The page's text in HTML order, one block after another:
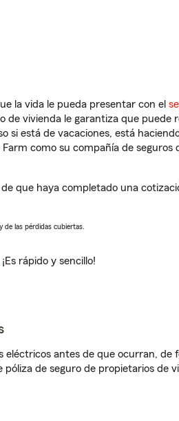
la vida le pueda presentar con el
de vivienda le garantiza que puede
si está de vacaciones, está
como su compañía de
que haya completado una
de las pérdidas cubiertas.
¡Es rápido y sencillo!
antes de que ocurran, de
de seguro de propietarios de